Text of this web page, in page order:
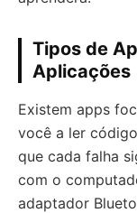
Tipos de
Aplicações
Existem apps
você a ler
que cada falha
com o
adaptador